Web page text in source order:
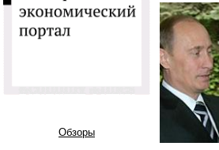
Обзоры